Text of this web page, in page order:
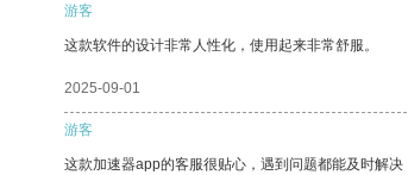
游客
这款软件的设计非常人性化，使用起来非常舒服。
2025-09-01
游客
这款加速器app的客服很贴心，遇到问题都能及时解决